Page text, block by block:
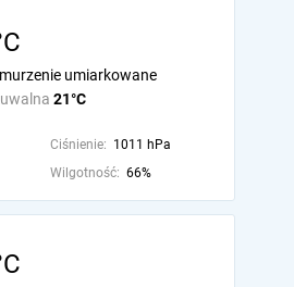
21°C
umiarkowane
Ciśnienie: 1011 hPa
Wilgotność: 66%